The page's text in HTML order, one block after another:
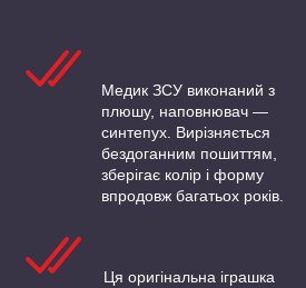
Медик ЗСУ виконаний з
плюшу, наповнювач —
синтепух. Вирізняється
бездоганним пошиттям,
зберігає колір і форму
впродовж багатьох років.
Ця оригінальна іграшка